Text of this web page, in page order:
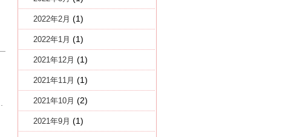
2022年2月 (1)
2022年1月 (1)
2021年12月 (1)
2021年11月 (1)
2021年10月 (2)
2021年9月 (1)